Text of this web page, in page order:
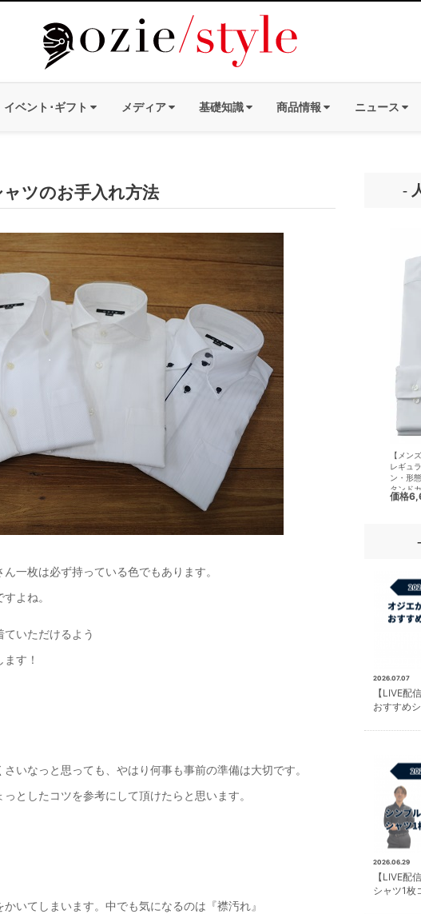
イベント･ギフト メディア 基礎知識 商品情報 ニュース
ツのお手入れ方法
一枚は必ず持っている色でもあります。
よね。
いただけるよう
す！
いなっと思っても、やはり何事も事前の準備は大切です。
としたコツを参考にして頂けたらと思います。
いてしまいます。中でも気になるのは『襟汚れ』
-
【メンズ・ドレスシャツ・ワイシャツ】
ナチュラルフィット・プレミアムコット
ン120番手双糸・イージーケア・ブロー
ド・ワイドカラー・ホリゾンタルカラ
ー・レギュラーカラー・スナップダウ
ン・ボタンダウン・ポケッ
価格7,700円 (税込)
【メン
レギュ
ン・形
タンド
価格
2026.07.07
【LIVE配
おすすめ
2026.06.29
【LIVE配
シャツ1枚